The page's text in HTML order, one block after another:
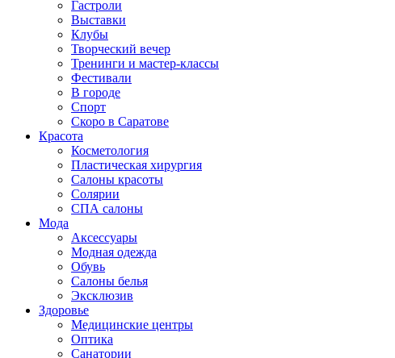
Гастроли
Выставки
Клубы
Творческий вечер
Тренинги и мастер-классы
Фестивали
В городе
Спорт
Скоро в Саратове
Красота
Косметология
Пластическая хирургия
Салоны красоты
Солярии
СПА салоны
Мода
Аксессуары
Модная одежда
Обувь
Салоны белья
Эксклюзив
Здоровье
Медицинские центры
Оптика
Санатории